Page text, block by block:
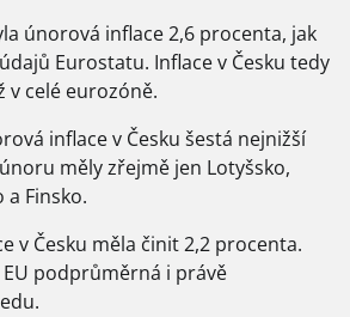
únorová inflace 2,6 procenta, jak
Eurostatu. Inflace v Česku tedy
v celé eurozóně.
inflace v Česku šestá nejnižší
měly zřejmě jen Lotyšsko,
a Finsko.
v Česku měla činit 2,2 procenta.
podprůměrná i právě